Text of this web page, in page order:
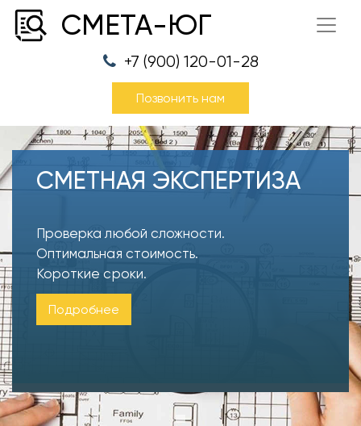
СМЕТА-ЮГ
+7 (900) 120-01-28
Позвонить нам
СМЕТНАЯ ЭКСПЕРТИЗА
Проверка любой сложности.
Оптимальная стоимость.
Короткие сроки.
Подробнее